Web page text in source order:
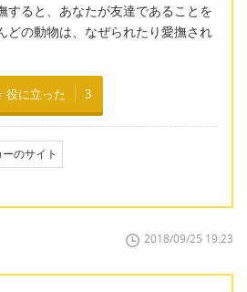
すると、あなたが友達であることを
どの動物は、なぜられたり愛撫され
役に立った 3
のサイト
2018/09/25 19:23